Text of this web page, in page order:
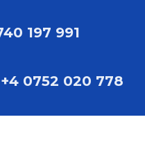
197 991
+4 0752 020 778